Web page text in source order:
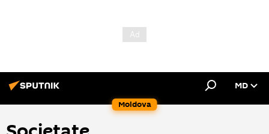
Moldova
MD